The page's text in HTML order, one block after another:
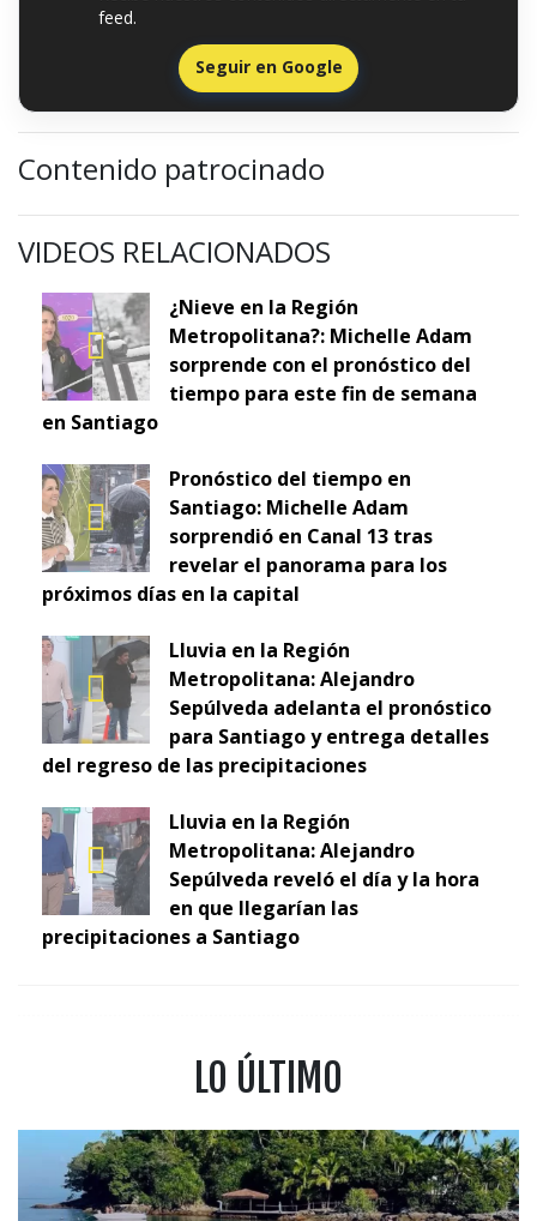
feed.
Seguir en Google
Contenido patrocinado
VIDEOS RELACIONADOS
¿Nieve en la Región
Metropolitana?: Michelle Adam
sorprende con el pronóstico del
tiempo para este fin de semana
en Santiago
Pronóstico del tiempo en
Santiago: Michelle Adam
sorprendió en Canal 13 tras
revelar el panorama para los
próximos días en la capital
Lluvia en la Región
Metropolitana: Alejandro
Sepúlveda adelanta el pronóstico
para Santiago y entrega detalles
del regreso de las precipitaciones
Lluvia en la Región
Metropolitana: Alejandro
Sepúlveda reveló el día y la hora
en que llegarían las
precipitaciones a Santiago
LO ÚLTIMO